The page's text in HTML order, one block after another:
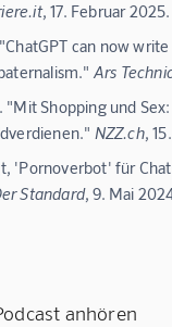
, 17. Februar 2025.
can now
Ars
"Mit Shopping und
NZZ.ch,
'Pornoverbot' für
Standard, 9. Mai
anhören